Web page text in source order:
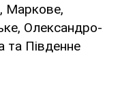
Маркове,
Олександро-
та Південне